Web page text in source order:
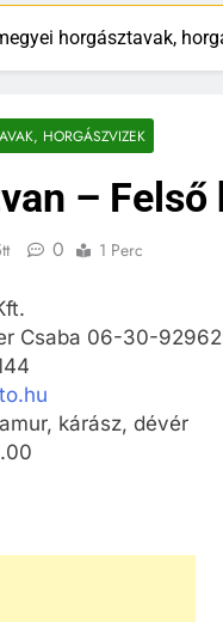
horgásztavak,
HORGÁSZVIZEK
– Felső
0 1 Perc
Csaba 06-30-
kárász, dévér